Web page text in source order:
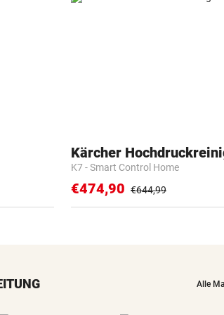
Kärcher
K7 - Smart Control Home
€474,90 €644,99
Alle